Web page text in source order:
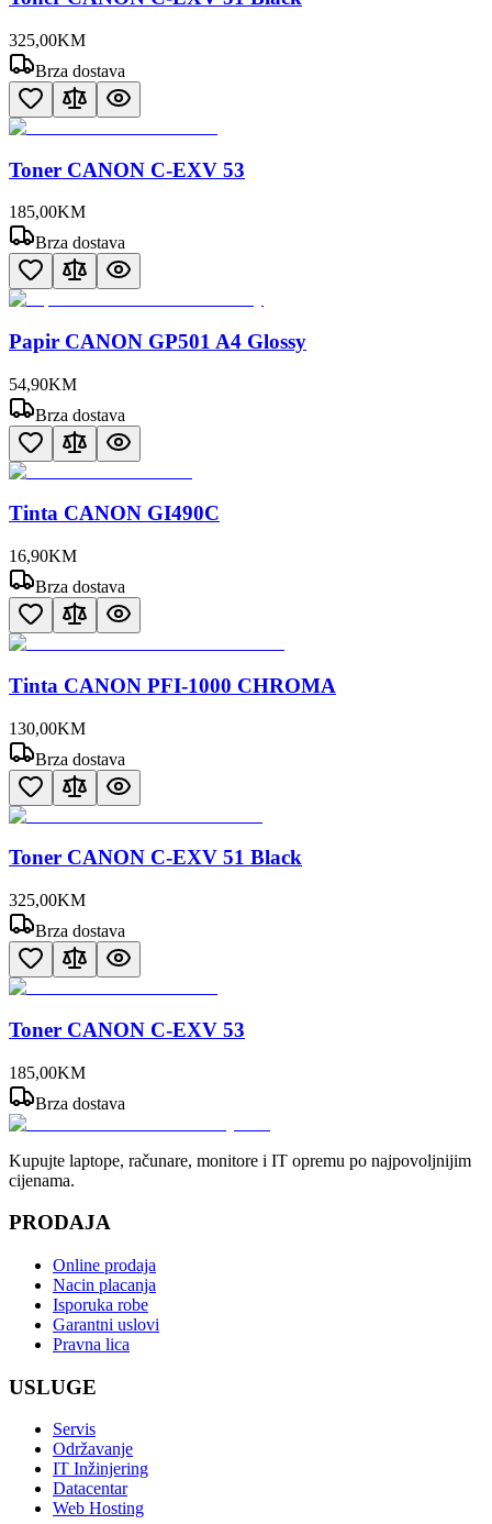
325,00KM
Brza dostava
Toner CANON C-EXV 53
185,00KM
Brza dostava
Papir CANON GP501 A4 Glossy
54,90KM
Brza dostava
Tinta CANON GI490C
16,90KM
Brza dostava
Tinta CANON PFI-1000 CHROMA
130,00KM
Brza dostava
Toner CANON C-EXV 51 Black
325,00KM
Brza dostava
Toner CANON C-EXV 53
185,00KM
Brza dostava
Kupujte laptope, računare, monitore i IT opremu po najpovoljnijim
cijenama.
PRODAJA
Online prodaja
Nacin placanja
Isporuka robe
Garantni uslovi
Pravna lica
USLUGE
Servis
Održavanje
IT Inžinjering
Datacentar
Web Hosting